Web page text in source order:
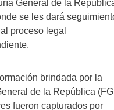
General de la
se les dará
proceso legal
brindada por la
de la República
fueron capturados por